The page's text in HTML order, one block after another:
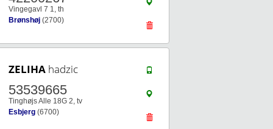
Vingegavl 7 1, th
Brønshøj (2700)
ZELIHA hadzic
53539665
Tinghøjs Alle 18G 2, tv
Esbjerg (6700)